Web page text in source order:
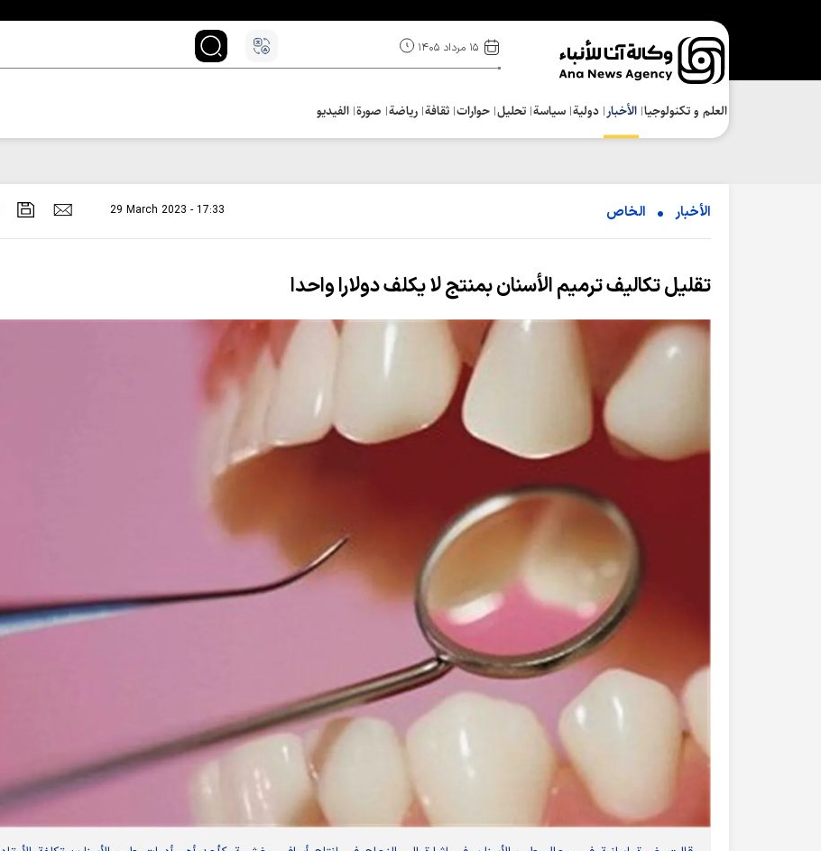
۱۵ مرداد ۱۴۰۵
العلم و تکنولوجیا الأخبار دولية سياسة تحلیل حوارات ثقافة رياضة صورة الفيديو
الأخبار الخاص 29 March 2023 - 17:33
تقليل تكاليف ترميم الأسنان بمنتج لا يكلف دولارا واحدا